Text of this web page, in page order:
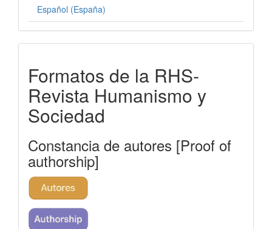
Español (España)
rhs
Formatos de la RHS-
Revista Humanismo y
Sociedad
Constancia de autores [Proof of
authorship]